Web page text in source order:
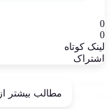
0
0
لینک کوتاه
اشتراک
مطالب بیشتر از